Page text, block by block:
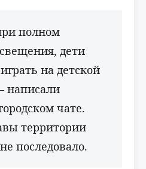
полном
дети
на детской
написали
чате.
территории
последовало.